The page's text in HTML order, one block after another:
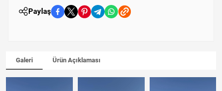
Paylaş
Galeri Ürün Açıklaması